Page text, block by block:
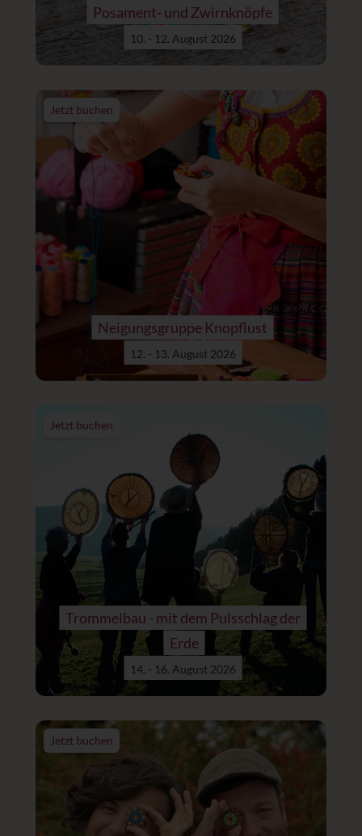
Posament- und Zwirnknöpfe
10. - 12. August 2026
Jetzt buchen
Neigungsgruppe Knopflust
12. - 13. August 2026
Jetzt buchen
Trommelbau - mit dem Pulsschlag der
Erde
14. - 16. August 2026
Jetzt buchen